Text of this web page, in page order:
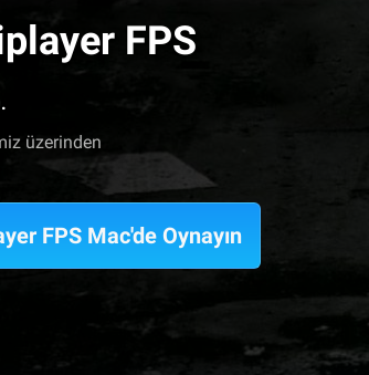
FPS
üzerinden
FPS Mac'de Oynayın